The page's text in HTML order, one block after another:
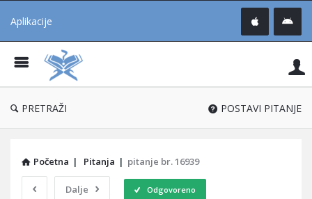
Aplikacije
®
PRETRAŽI POSTAVI PITANJE
Početna | Pitanja | pitanje br. 16939
Dalje Odgovoreno